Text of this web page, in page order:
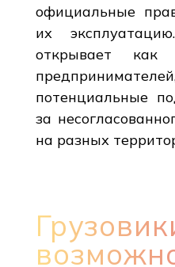
официальные
их
открывает как
потенциальные
за
на разных